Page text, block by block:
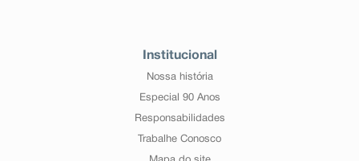
Institucional
Nossa história
Especial 90 Anos
Responsabilidades
Trabalhe Conosco